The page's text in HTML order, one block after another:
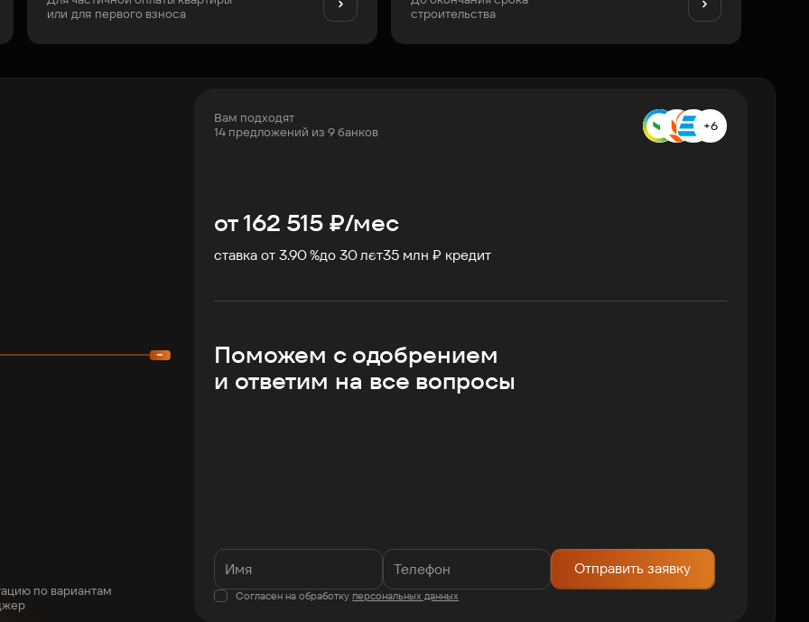
или для первого взноса
строительства
по вариантам
Вам подходят
14 предложений из 9 банков
+6
от162 515₽/мес
ставка от 3.90 %до30 лет35 млн ₽ кредит
Поможем с одобрением
и ответим на все вопросы
Отправить заявку
Согласен на обработку персональных данных